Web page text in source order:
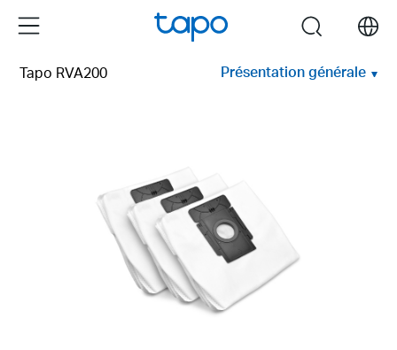
Menu search
Tapo RVA200 Présentation générale